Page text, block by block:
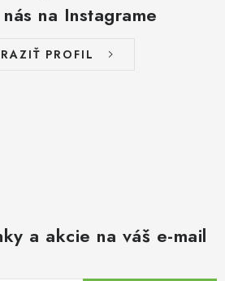
na Instagrame
PROFIL
a akcie na váš e-mail